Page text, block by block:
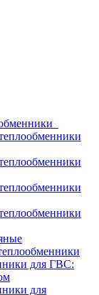
для ГВС:
для